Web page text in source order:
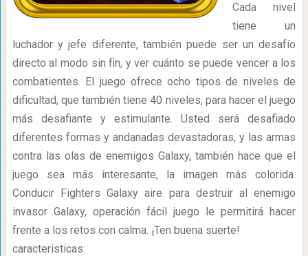
Cada nivel
tiene un
luchador y jefe diferente, también puede ser un desafío
directo al modo sin fin, y ver cuánto se puede vencer a los
combatientes. El juego ofrece ocho tipos de niveles de
dificultad, que también tiene 40 niveles, para hacer el juego
más desafiante y estimulante. Usted será desafiado
diferentes formas y andanadas devastadoras, y las armas
contra las olas de enemigos Galaxy, también hace que el
juego sea más interesante, la imagen más colorida.
Conducir Fighters Galaxy aire para destruir al enemigo
invasor Galaxy, operación fácil juego le permitirá hacer
frente a los retos con calma. ¡Ten buena suerte!
caracteristicas: